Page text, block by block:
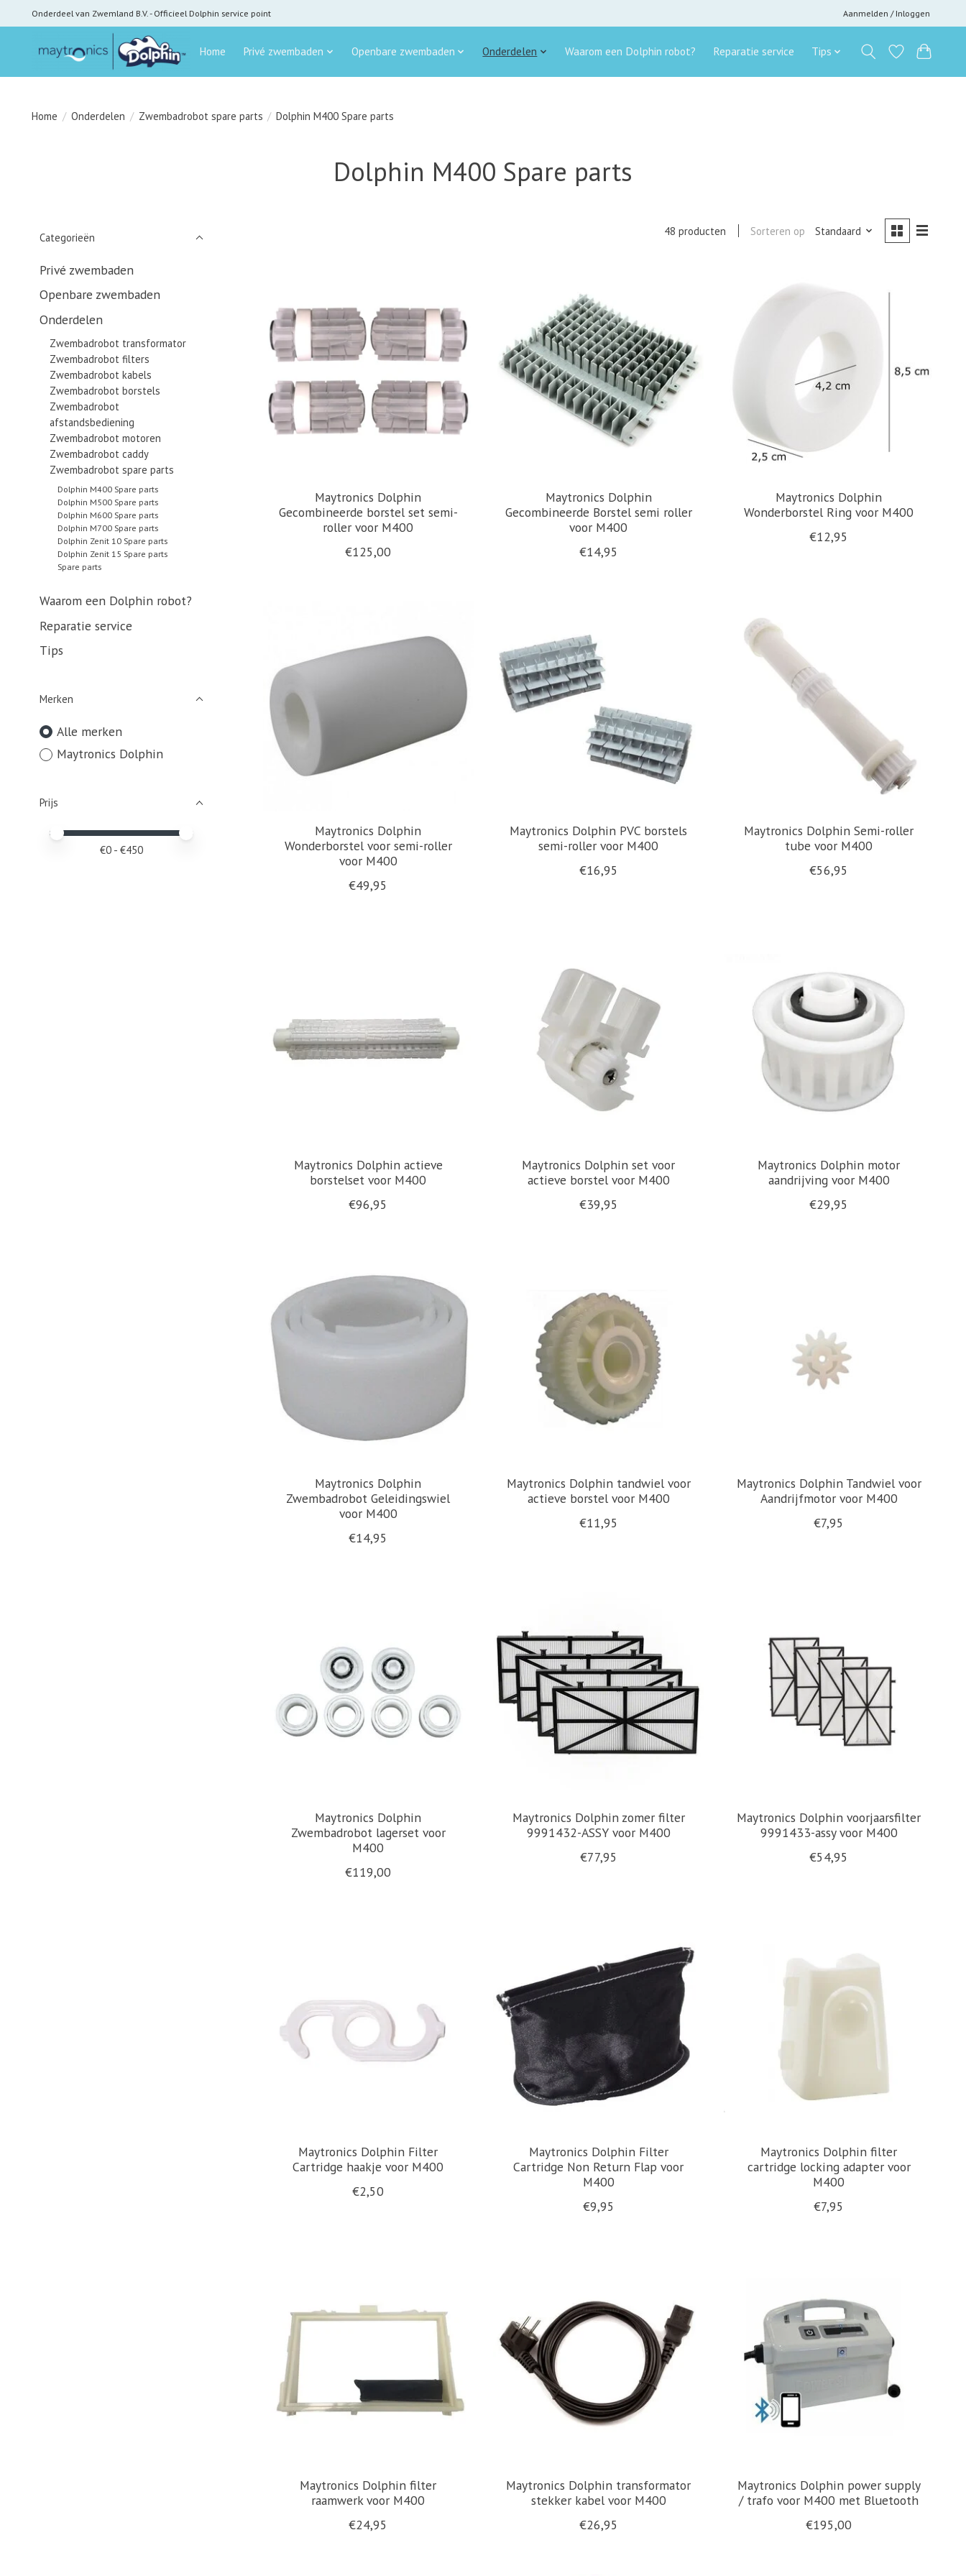
Onderdeel van Zwemland B.V. - Officieel Dolphin service point Aanmelden / Inloggen
Home Privé zwembaden Openbare zwembaden Onderdelen Waarom een Dolphin robot? Reparatie service Tips
Home / Onderdelen / Zwembadrobot spare parts / Dolphin M400 Spare parts
Dolphin M400 Spare parts
Categorieën
Privé zwembaden
Openbare zwembaden
Onderdelen
Zwembadrobot transformator
Zwembadrobot filters
Zwembadrobot kabels
Zwembadrobot borstels
Zwembadrobot
afstandsbediening
Zwembadrobot motoren
Zwembadrobot caddy
Zwembadrobot spare parts
Dolphin M400 Spare parts
Dolphin M500 Spare parts
Dolphin M600 Spare parts
Dolphin M700 Spare parts
Dolphin Zenit 10 Spare parts
Dolphin Zenit 15 Spare parts
Spare parts
Waarom een Dolphin robot?
Reparatie service
Tips
Merken
Alle merken
Maytronics Dolphin
Prijs
Minimale prijswaarde
Price maximum value
€0 - €450
48 producten Sorteren op Standaard
Maytronics Dolphin
Gecombineerde borstel set semi-
roller voor M400
€125,00
Maytronics Dolphin
Gecombineerde Borstel semi roller
voor M400
€14,95
Maytronics Dolphin
Wonderborstel Ring voor M400
€12,95
Maytronics Dolphin
Wonderborstel voor semi-roller
voor M400
€49,95
Maytronics Dolphin PVC borstels
semi-roller voor M400
€16,95
Maytronics Dolphin Semi-roller
tube voor M400
€56,95
Maytronics Dolphin actieve
borstelset voor M400
€96,95
Maytronics Dolphin set voor
actieve borstel voor M400
€39,95
Maytronics Dolphin motor
aandrijving voor M400
€29,95
Maytronics Dolphin
Zwembadrobot Geleidingswiel
voor M400
€14,95
Maytronics Dolphin tandwiel voor
actieve borstel voor M400
€11,95
Maytronics Dolphin Tandwiel voor
Aandrijfmotor voor M400
€7,95
Maytronics Dolphin
Zwembadrobot lagerset voor
M400
€119,00
Maytronics Dolphin zomer filter
9991432-ASSY voor M400
€77,95
Maytronics Dolphin voorjaarsfilter
9991433-assy voor M400
€54,95
Maytronics Dolphin Filter
Cartridge haakje voor M400
€2,50
Maytronics Dolphin Filter
Cartridge Non Return Flap voor
M400
€9,95
Maytronics Dolphin filter
cartridge locking adapter voor
M400
€7,95
Maytronics Dolphin filter
raamwerk voor M400
€24,95
Maytronics Dolphin transformator
stekker kabel voor M400
€26,95
Maytronics Dolphin power supply
/ trafo voor M400 met Bluetooth
€195,00